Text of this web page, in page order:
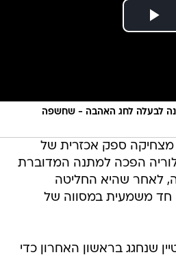
לבעלה לחג האהבה - שחשפה
מצחיקה ספק אכזרית של
הפכה למתנה המדוברת
לאחר שהיא החליטה
חד משמעית במסווה של
שנחגג בראשון האחרון כדי